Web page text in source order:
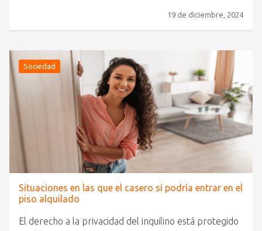
19 de diciembre, 2024
Sociedad
Situaciones en las que el casero sí podría entrar en el
piso alquilado
El derecho a la privacidad del inquilino está protegido